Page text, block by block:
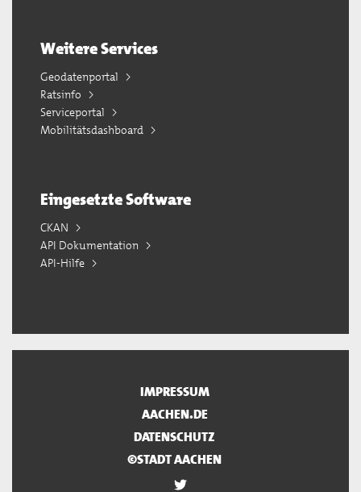
Weitere Services
Geodatenportal
Ratsinfo
Serviceportal
Mobilitätsdashboard
Eingesetzte Software
CKAN
API Dokumentation
API-Hilfe
IMPRESSUM
AACHEN.DE
DATENSCHUTZ
©STADT AACHEN